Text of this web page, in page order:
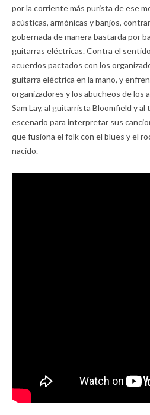
por la corriente más purista de ese
acústicas, armónicas y banjos,
gobernada de manera bastarda por
guitarras eléctricas. Contra el
acuerdos pactados con los
guitarra eléctrica en la mano, y
organizadores y los abucheos de los
Sam Lay, al guitarrista Bloomfield y
escenario para interpretar sus
que fusiona el folk con el blues y el
nacido.